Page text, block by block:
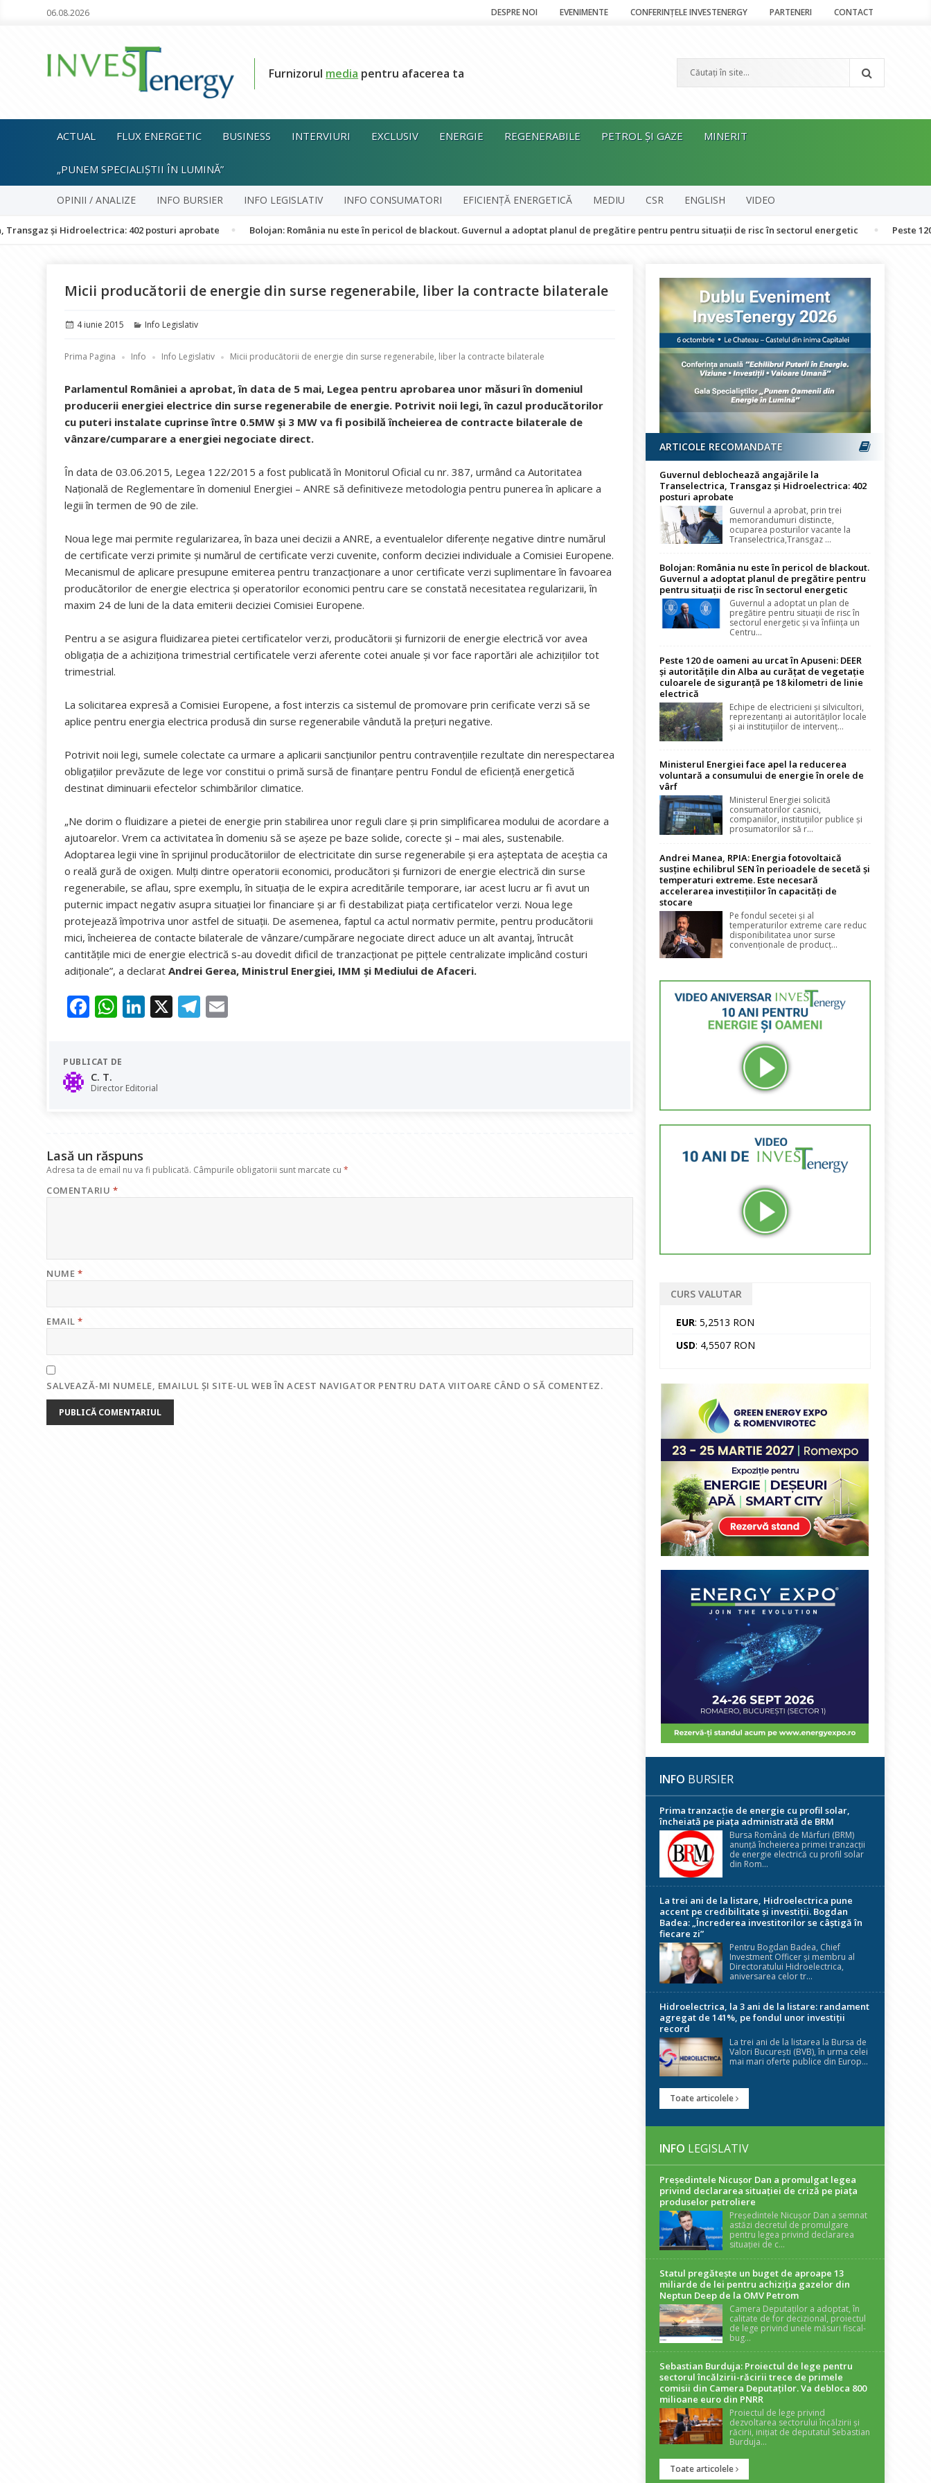
06.08.2026 DESPRE NOI EVENIMENTE CONFERINȚELE INVESTENERGY PARTENERI CONTACT
Furnizorul media pentru afacerea ta
ACTUAL FLUX ENERGETIC BUSINESS INTERVIURI EXCLUSIV ENERGIE REGENERABILE PETROL ȘI GAZE MINERIT
„PUNEM SPECIALIȘTII ÎN LUMINĂ”
OPINII / ANALIZE INFO BURSIER INFO LEGISLATIV INFO CONSUMATORI EFICIENȚĂ ENERGETICĂ MEDIU CSR ENGLISH VIDEO
Hidroelectrica: 402 posturi aprobate Bolojan: România nu este în pericol de blackout. Guvernul a adoptat planul de pregătire pentru pentru situații de risc în sectorul energetic Peste 120 de
Micii producătorii de energie din surse regenerabile, liber la contracte bilaterale
Publicat
4 iunie 2015 Categorii
Info Legislativ
Prima Pagina Info Info Legislativ Micii producătorii de energie din surse regenerabile, liber la contracte bilaterale
Parlamentul României a aprobat, în data de 5 mai, Legea pentru aprobarea unor măsuri în domeniul
producerii energiei electrice din surse regenerabile de energie. Potrivit noii legi, în cazul producătorilor
cu puteri instalate cuprinse între 0.5MW și 3 MW va fi posibilă încheierea de contracte bilaterale de
vânzare/cumparare a energiei negociate direct.
În data de 03.06.2015, Legea 122/2015 a fost publicată în Monitorul Oficial cu nr. 387, urmând ca Autoritatea
Naţională de Reglementare în domeniul Energiei – ANRE să definitiveze metodologia pentru punerea în aplicare a
legii în termen de 90 de zile.
Noua lege mai permite regularizarea, în baza unei decizii a ANRE, a eventualelor diferențe negative dintre numărul
de certificate verzi primite și numărul de certificate verzi cuvenite, conform deciziei individuale a Comisiei Europene.
Mecanismul de aplicare presupune emiterea pentru tranzacționare a unor certificate verzi suplimentare în favoarea
producătorilor de energie electrica și operatorilor economici pentru care se constată necesitatea regularizarii, în
maxim 24 de luni de la data emiterii deciziei Comisiei Europene.
Pentru a se asigura fluidizarea pietei certificatelor verzi, producătorii și furnizorii de energie electrică vor avea
obligația de a achiziționa trimestrial certificatele verzi aferente cotei anuale și vor face raportări ale achizițiilor tot
trimestrial.
La solicitarea expresă a Comisiei Europene, a fost interzis ca sistemul de promovare prin cerificate verzi să se
aplice pentru energia electrica produsă din surse regenerabile vândută la prețuri negative.
Potrivit noii legi, sumele colectate ca urmare a aplicarii sancțiunilor pentru contravențiile rezultate din nerespectarea
obligațiilor prevăzute de lege vor constitui o primă sursă de finanțare pentru Fondul de eficiență energetică
destinat diminuarii efectelor schimbărilor climatice.
„Ne dorim o fluidizare a pietei de energie prin stabilirea unor reguli clare și prin simplificarea modului de acordare a
ajutoarelor. Vrem ca activitatea în domeniu să se așeze pe baze solide, corecte și – mai ales, sustenabile.
Adoptarea legii vine în sprijinul producătoriilor de electricitate din surse regenerabile și era așteptata de aceștia ca
o reală gură de oxigen. Mulți dintre operatorii economici, producători și furnizori de energie electrică din surse
regenerabile, se aflau, spre exemplu, în situația de le expira acreditările temporare, iar acest lucru ar fi avut un
puternic impact negativ asupra situației lor financiare și ar fi destabilizat piața certificatelor verzi. Noua lege
protejează împotriva unor astfel de situații. De asemenea, faptul ca actul normativ permite, pentru producătorii
mici, încheierea de contacte bilaterale de vânzare/cumpărare negociate direct aduce un alt avantaj, întrucât
cantitățile mici de energie electrică s-au dovedit dificil de tranzacționat pe pițtele centralizate implicând costuri
adiționale”, a declaratAndrei Gerea, Ministrul Energiei, IMM și Mediului de Afaceri.
F
e
b
o
W
at
s
A
Li
dI
X T
PUBLICAT DE
C. T.
Director Editorial
Lasă un răspuns
Adresa ta de email nu va fi publicată. Câmpurile obligatorii sunt marcate cu*
COMENTARIU *
NUME *
EMAIL*
SALVEAZĂ-MI NUMELE, EMAILUL ȘI SITE-UL WEB ÎN ACEST NAVIGATOR PENTRU DATA VIITOARE CÂND O SĂ COMENTEZ.
ARTICOLE RECOMANDATE
Guvernul deblochează angajările la
Transelectrica, Transgaz și Hidroelectrica: 402
posturi aprobate
Guvernul a aprobat, prin trei
memorandumuri distincte,
ocuparea posturilor vacante la
Transelectrica,Transgaz ...
Bolojan: România nu este în pericol de blackout.
Guvernul a adoptat planul de pregătire pentru
pentru situații de risc în sectorul energetic
Guvernul a adoptat un plan de
pregătire pentru situații de risc în
sectorul energetic și va înființa un
Centru...
Peste 120 de oameni au urcat în Apuseni: DEER
și autoritățile din Alba au curățat de vegetație
culoarele de siguranță pe 18 kilometri de linie
electrică
Echipe de electricieni și silvicultori,
reprezentanți ai autorităților locale
și ai instituțiilor de intervenț...
Ministerul Energiei face apel la reducerea
voluntară a consumului de energie în orele de
vârf
Ministerul Energiei solicită
consumatorilor casnici,
companiilor, instituțiilor publice și
prosumatorilor să r...
Andrei Manea, RPIA: Energia fotovoltaică
susține echilibrul SEN în perioadele de secetă și
temperaturi extreme. Este necesară
accelerarea investițiilor în capacități de
stocare
Pe fondul secetei și al
temperaturilor extreme care reduc
disponibilitatea unor surse
convenționale de producț...
CURS VALUTAR
EUR: 5,2513 RON
USD: 4,5507 RON
INFO BURSIER
Prima tranzacție de energie cu profil solar,
încheiată pe piața administrată de BRM
Bursa Română de Mărfuri (BRM)
anunță încheierea primei tranzacții
de energie electrică cu profil solar
din Rom...
La trei ani de la listare, Hidroelectrica pune
accent pe credibilitate și investiții. Bogdan
Badea: „Încrederea investitorilor se câștigă în
fiecare zi”
Pentru Bogdan Badea, Chief
Investment Officer și membru al
Directoratului Hidroelectrica,
aniversarea celor tr...
Hidroelectrica, la 3 ani de la listare: randament
agregat de 141%, pe fondul unor investiții
record
La trei ani de la listarea la Bursa de
Valori București (BVB), în urma celei
mai mari oferte publice din Europ...
Toate articolele
INFO LEGISLATIV
Președintele Nicuşor Dan a promulgat legea
privind declararea situaţiei de criză pe piaţa
produselor petroliere
Președintele Nicușor Dan a semnat
astăzi decretul de promulgare
pentru legea privind declararea
situației de c...
Statul pregătește un buget de aproape 13
miliarde de lei pentru achiziția gazelor din
Neptun Deep de la OMV Petrom
Camera Deputaților a adoptat, în
calitate de for decizional, proiectul
de lege privind unele măsuri fiscal-
bug...
Sebastian Burduja: Proiectul de lege pentru
sectorul încălzirii-răcirii trece de primele
comisii din Camera Deputaților. Va debloca 800
milioane euro din PNRR
Proiectul de lege privind
dezvoltarea sectorului încălzirii și
răcirii, inițiat de deputatul Sebastian
Burduja...
Toate articolele